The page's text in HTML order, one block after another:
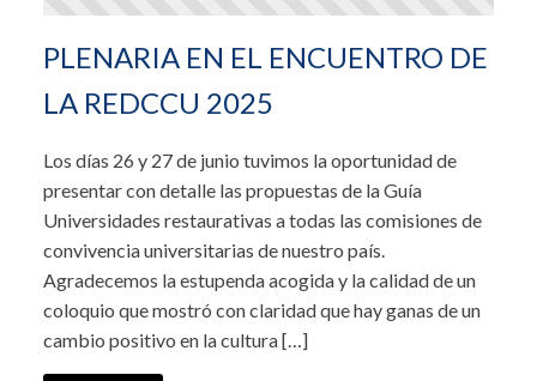
PLENARIA EN EL ENCUENTRO DE
LA REDCCU 2025
Los días 26 y 27 de junio tuvimos la oportunidad de
presentar con detalle las propuestas de la Guía
Universidades restaurativas a todas las comisiones de
convivencia universitarias de nuestro país.
Agradecemos la estupenda acogida y la calidad de un
coloquio que mostró con claridad que hay ganas de un
cambio positivo en la cultura […]